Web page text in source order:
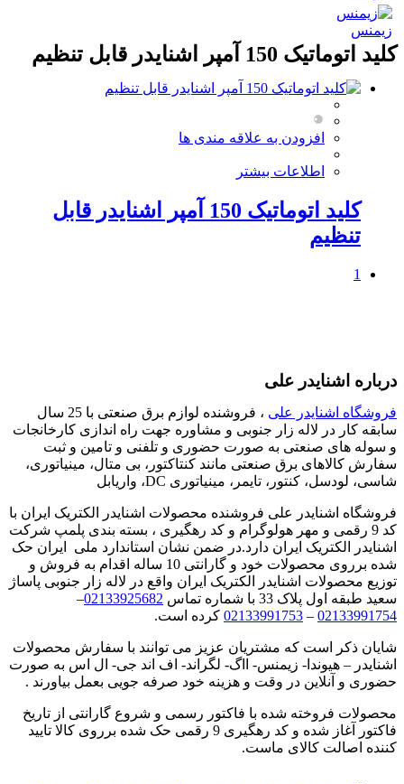
زیمنس
کليد اتوماتیک 150 آمپر اشنایدر قابل تنظیم
افزودن به علاقه مندی ها
اطلاعات بیشتر
کليد اتوماتیک 150 آمپر اشنایدر قابل
تنظیم
1
درباره اشنایدر علی
فروشگاه اشنایدر علی
، فروشنده لوازم برق صنعتی با 25 سال
سابقه کار در لاله زار جنوبی و مشاوره جهت راه اندازی کارخانجات
و سوله های صنعتی به صورت حضوری و تلفنی و تامین و ثبت
سفارش کالاهای برق صنعتی مانند کنتاکتور، بی متال، مینیاتوری،
شاسی، لودسل، کنتور، تایمر، مینیاتوری DC، واریابل
فروشگاه اشنایدر علی فروشنده محصولات اشنایدر الکتریک ایران با
کد 9 رقمی و مهر هولوگرام و کد رهگیری ، بسته بندی پلمپ شرکت
اشنایدر الکتریک ایران دارد.در ضمن نشان استاندارد ملی ایران حک
شده برروی محصولات خود و گارانتی 10 ساله اقدام به فروش و
توزیع محصولات اشنایدر الکتریک ایران واقع در لاله زار جنوبی پاساژ
سعید طبقه اول پلاک 33 با شماره تماس
02133925682
–
02133991754
–
02133991753 کرده است.
شایان ذکر است که مشتریان عزیز می توانند با سفارش محصولات
اشنایدر – هیوندا- زیمنس- ااگ- لگراند- اف اند جی- ال اس به صورت
حضوری و آنلاین در وقت و هزینه خود صرفه جویی بعمل بیاورند .
محصولات فروخته شده با فاکتور رسمی و شروع گارانتی از تاریخ
فاکتور آغاز شده و کد رهگیری 9 رقمی حک شده برروی کالا تایید
کننده اصالت کالای ماست.